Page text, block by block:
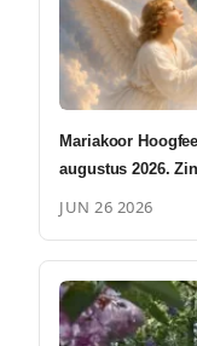
Mariakoor
augustus 2026.
JUN 26 2026